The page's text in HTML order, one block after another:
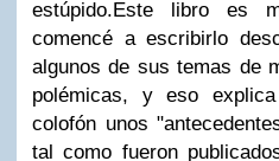
estúpido.Este libro es
comencé a escribirlo
algunos de sus temas de
polémicas, y eso
colofón unos
tal como fueron